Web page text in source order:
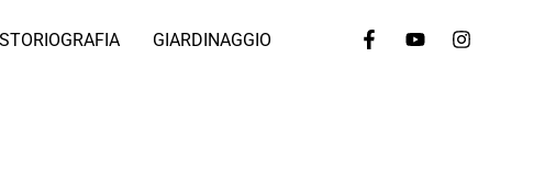
STORIOGRAFIA
GIARDINAGGIO